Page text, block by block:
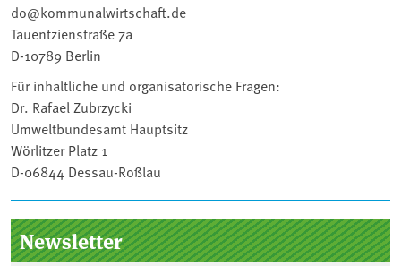
do@kommunalwirtschaft.de
Tauentzienstraße 7a
D-10789 Berlin
Für inhaltliche und organisatorische Fragen:
Dr. Rafael Zubrzycki
Umweltbundesamt Hauptsitz
Wörlitzer Platz 1
D-06844 Dessau-Roßlau
Seitenleiste
Newsletter